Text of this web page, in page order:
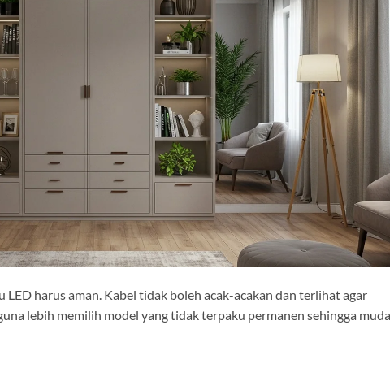
harus aman. Kabel tidak boleh acak-acakan dan terlihat agar
lebih memilih model yang tidak terpaku permanen sehingga